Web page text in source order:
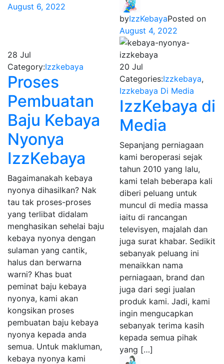
August 6, 2022
byIzzKebayaPosted on
August 4, 2022
28 Jul
Category:Izzkebaya
Proses
Pembuatan
Baju Kebaya
Nyonya
IzzKebaya
Bagaimanakah kebaya
nyonya dihasilkan? Nak
tau tak proses-proses
yang terlibat didalam
menghasikan sehelai baju
kebaya nyonya dengan
sulaman yang cantik,
halus dan berwarna
warni? Khas buat
peminat baju kebaya
nyonya, kami akan
kongsikan proses
pembuatan baju kebaya
nyonya kepada anda
semua. Untuk makluman,
kebaya nyonya kami
20 Jul
Categories:Izzkebaya,
Izzkebaya Di Media
IzzKebaya di
Media
Sepanjang perniagaan
kami beroperasi sejak
tahun 2010 yang lalu,
kami telah beberapa kali
diberi peluang untuk
muncul di media massa
iaitu di rancangan
televisyen, majalah dan
juga surat khabar. Sedikit
sebanyak peluang ini
menaikkan nama
perniagaan, brand dan
juga dari segi jualan
produk kami. Jadi, kami
ingin mengucapkan
sebanyak terima kasih
kepada semua pihak
yang […]